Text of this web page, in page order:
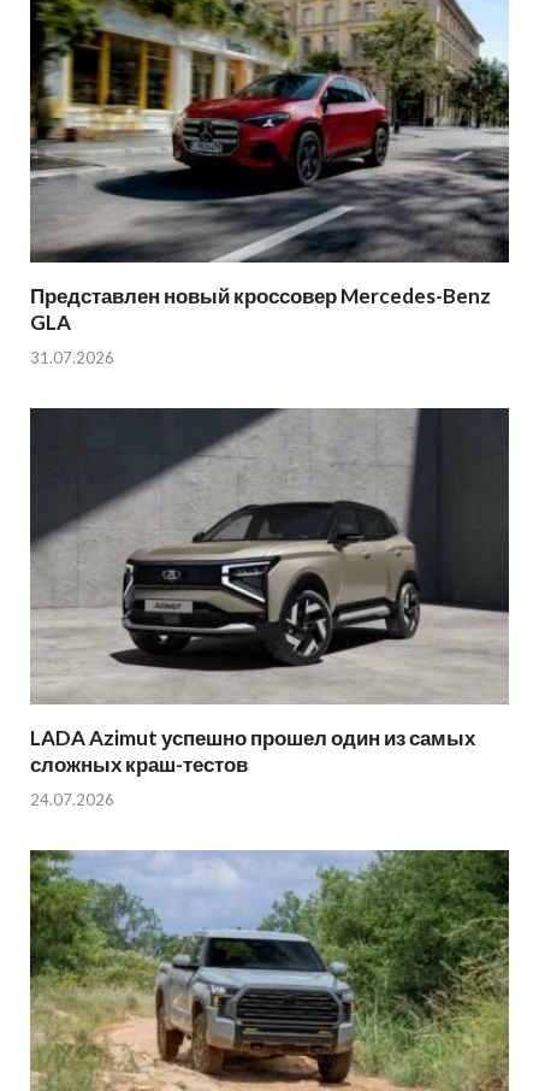
Представлен новый кроссовер Mercedes-Benz
GLA
31.07.2026
LADA Azimut успешно прошел один из самых
сложных краш-тестов
24.07.2026